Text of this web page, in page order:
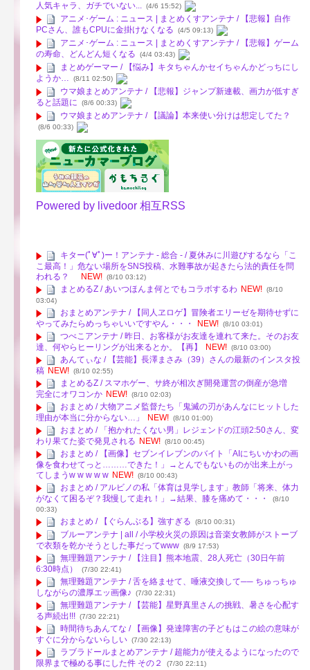
人気キャラ、ガチでいない... (4/6 15:52)
アニメ･ゲーム : ニュース | まとめくすアンテナ / 【悲報】自作
PCさん、誰もCPUに金掛けなくなる
(4/5 09:13)
アニメ･ゲーム : ニュース | まとめくすアンテナ / 【悲報】ゲーム
の寿命、どんどん短くなる
(4/4 03:43)
まとめゲーマー / 【悩み】キタちゃんかセイちゃんかどっちにし
ようか…
(8/11 02:50)
ウマ娘まとめアンテナ / 【悲報】ジャンプ新連載、画力が低すぎ
ると話題に
(8/6 00:33)
ウマ娘まとめアンテナ / 【議論】本来使い分けは想定してた？
(8/6 00:33)
Powered by livedoor 相互RSS
キター(ﾟ∀ﾟ)ー！アンテナ - 総合 - / 夏休みに川遊びするなら「こ
こ最高！」危ない場所をSNS投稿、水難事故が起きたら法的責任を問
われる？
NEW! (8/10 03:12)
まとめるZ / あいつほんま何とでもコラボするわ NEW! (8/10
03:04)
おまとめアンテナ / 【同人ヱロゲ】冒険者エリーゼを期待せずに
やってみたらめっちゃいいですやん・・・
NEW! (8/10 03:01)
つべこアンテナ / 昨日、お客様がお友達を連れて来た。そのお友
達、何やらヒーリングが出来るとか。【再】
NEW! (8/10 03:00)
あんてぃな / 【芸能】長澤まさみ（39）さんの最新のインスタ投
稿 NEW! (8/10 02:55)
まとめるZ / スマホゲー、サ終が相次ぎ開発運営の倒産が急増
完全にオワコンか NEW! (8/10 02:03)
おまとめ / 大物アニメ監督たち「鬼滅の刃があんなにヒットした
理由が本当に分からない…」
NEW! (8/10 01:00)
おまとめ / 「抱かれたくない男」レジェンドの江頭2:50さん、変
わり果てた姿で発見される NEW! (8/10 00:45)
おまとめ / 【画像】セブンイレブンのバイト「AIにちいかわの画
像を食わせてっと………できた！」→とんでもないものが出来上がっ
てしまうw w w w w NEW! (8/10 00:43)
おまとめ / アルビノの私「体育は見学します」教師「将来、体力
がなくて困るぞ？我慢して走れ！」→結果、膝を痛めて・・・
(8/10
00:33)
おまとめ / 【ぐらんぶる】強すぎる (8/10 00:31)
ブルーアンテナ | all / 小学校火災の原因は音楽女教師がストーブ
で衣類を乾かそうとした事だってwww (8/9 17:53)
無理難題アンテナ / 【注目】熊本地震、28人死亡（30日午前
6:30時点）
(7/30 22:41)
無理難題アンテナ / 舌を絡ませて、唾液交換して── ちゅっちゅ
しながらの濃厚エッ画像♪
(7/30 22:31)
無理難題アンテナ / 【芸能】星野真里さんの挑戦、暑さを心配す
る声続出!!! (7/30 22:21)
時間待ちあんてな / 【画像】発達障害の子どもはこの絵の意味が
すぐに分からないらしい (7/30 22:13)
ラブラドールまとめアンテナ / 超能力が使えるようになったので
限界まで極める事にした件 その２
(7/30 22:11)